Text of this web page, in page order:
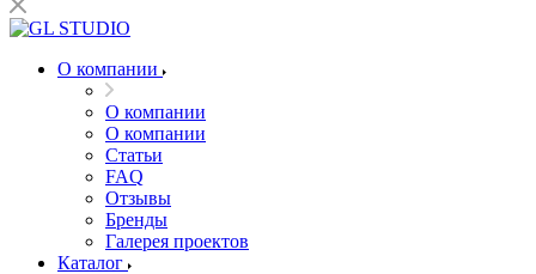
О компании
О компании
О компании
Статьи
FAQ
Отзывы
Бренды
Галерея проектов
Каталог